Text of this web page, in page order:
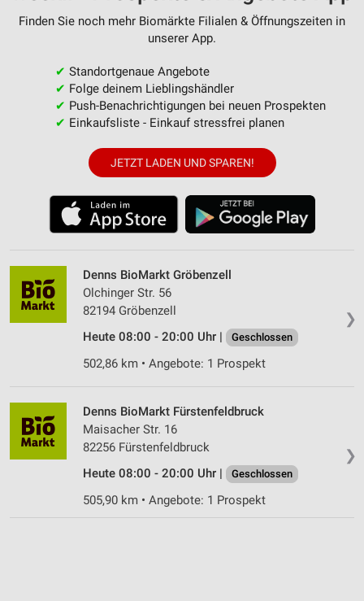
Finden Sie noch mehr Biomärkte Filialen & Öffnungszeiten in
unserer App.
✔ Standortgenaue Angebote
✔ Folge deinem Lieblingshändler
✔ Push-Benachrichtigungen bei neuen Prospekten
✔ Einkaufsliste - Einkauf stressfrei planen
JETZT LADEN UND SPAREN!
❯
Denns BioMarkt Gröbenzell
Olchinger Str. 56
82194 Gröbenzell
Heute 08:00 - 20:00 Uhr |
Geschlossen
502,86 km • Angebote: 1 Prospekt
❯
Denns BioMarkt Fürstenfeldbruck
Maisacher Str. 16
82256 Fürstenfeldbruck
Heute 08:00 - 20:00 Uhr |
Geschlossen
505,90 km • Angebote: 1 Prospekt